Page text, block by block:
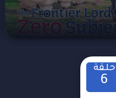
حلقة
6